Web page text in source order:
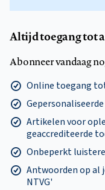
Altijd toegang tot
Abonneer vandaag
Online toegang
Artikelen voor
geaccrediteerde
Onbeperkt
Antwoorden op al
NTVG'